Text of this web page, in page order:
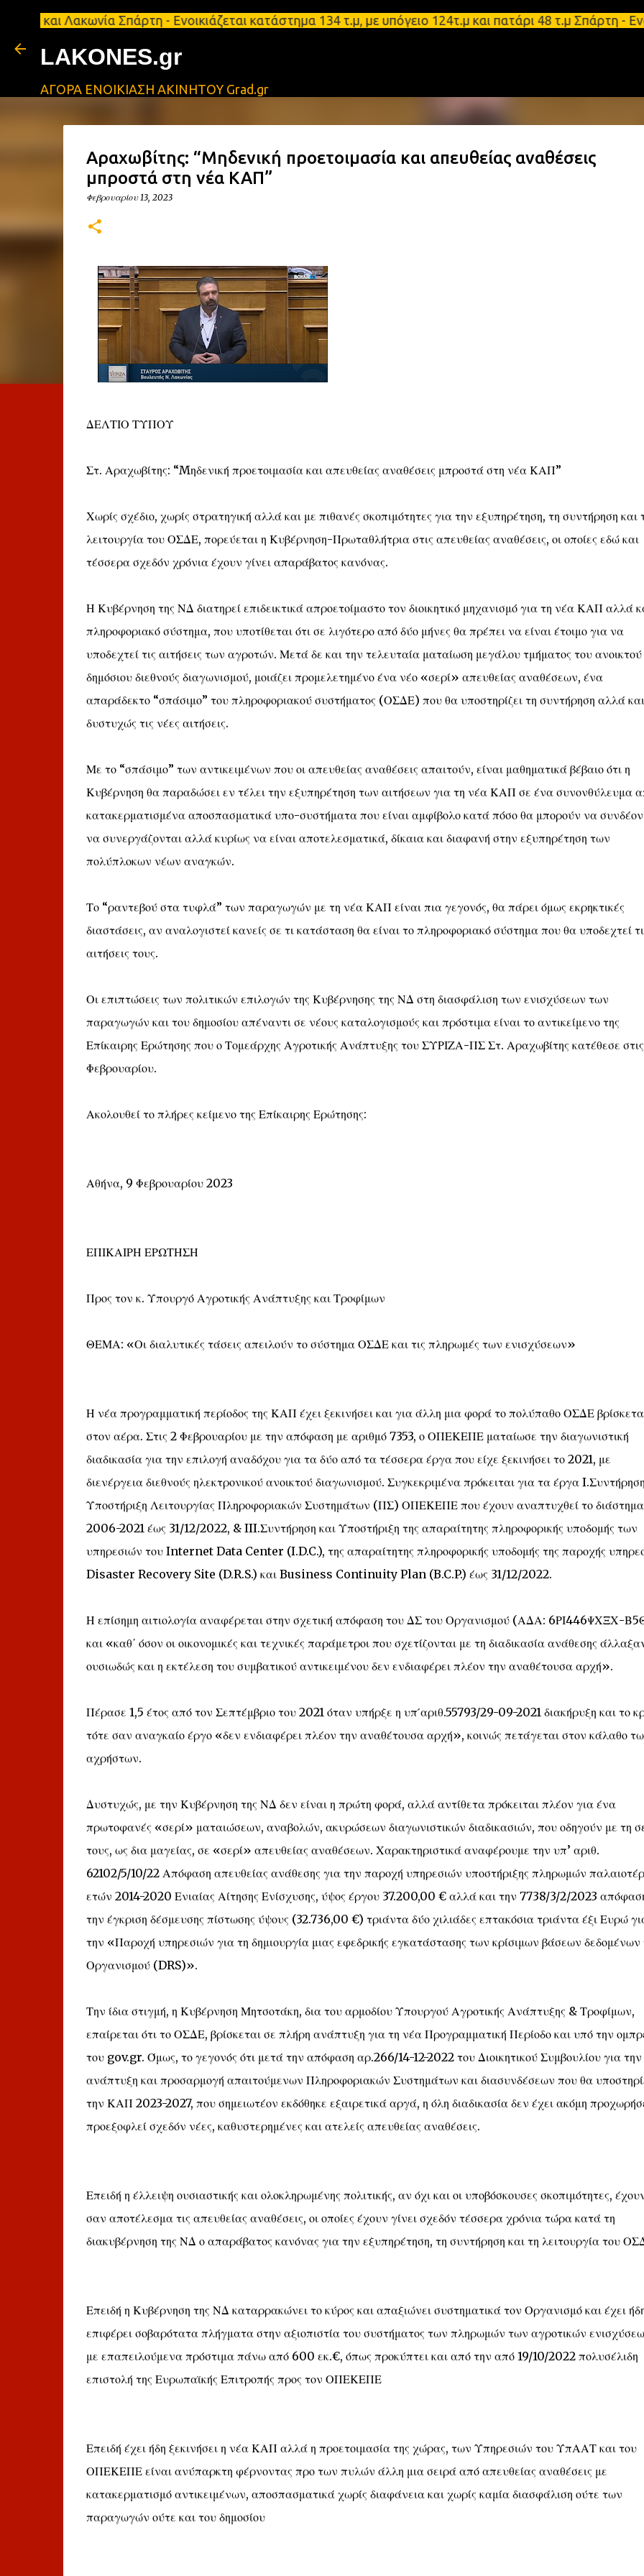
Μετάβαση στο κύριο περιεχόμενο
Λακωνία Σπάρτη - Ενοικιάζεται κατάστημα 134 τ.μ, με υπόγειο 124τ.μ και πατάρι 48 τ.μ Σπάρτη
LAKONES.gr
ΑΓΟΡΑ ΕΝΟΙΚΙΑΣΗ ΑΚΙΝΗΤΟΥ Grad.gr
Αραχωβίτης: “Mηδενική προετοιμασία και απευθείας αναθέσεις
μπροστά στη νέα ΚΑΠ”
Φεβρουαρίου 13, 2023
ΔΕΛΤΙΟ ΤΥΠΟΥ
Στ. Αραχωβίτης: “Mηδενική προετοιμασία και απευθείας αναθέσεις μπροστά στη νέα ΚΑΠ”
Χωρίς σχέδιο, χωρίς στρατηγική αλλά και με πιθανές σκοπιμότητες για την εξυπηρέτηση, τη συντήρηση και
λειτουργία του ΟΣΔΕ, πορεύεται η Κυβέρνηση-Πρωταθλήτρια στις απευθείας αναθέσεις, οι οποίες εδώ και
τέσσερα σχεδόν χρόνια έχουν γίνει απαράβατος κανόνας.
Η Κυβέρνηση της ΝΔ διατηρεί επιδεικτικά απροετοίμαστο τον διοικητικό μηχανισμό για τη νέα ΚΑΠ αλλά
πληροφοριακό σύστημα, που υποτίθεται ότι σε λιγότερο από δύο μήνες θα πρέπει να είναι έτοιμο για να
υποδεχτεί τις αιτήσεις των αγροτών. Μετά δε και την τελευταία ματαίωση μεγάλου τμήματος του ανοικτού
δημόσιου διεθνούς διαγωνισμού, μοιάζει προμελετημένο ένα νέο «σερί» απευθείας αναθέσεων, ένα
απαράδεκτο “σπάσιμο” του πληροφοριακού συστήματος (ΟΣΔΕ) που θα υποστηρίζει τη συντήρηση αλλά και
δυστυχώς τις νέες αιτήσεις.
Με το “σπάσιμο” των αντικειμένων που οι απευθείας αναθέσεις απαιτούν, είναι μαθηματικά βέβαιο ότι η
Κυβέρνηση θα παραδώσει εν τέλει την εξυπηρέτηση των αιτήσεων για τη νέα ΚΑΠ σε ένα συνονθύλευμα
κατακερματισμένα αποσπασματικά υπο-συστήματα που είναι αμφίβολο κατά πόσο θα μπορούν να
να συνεργάζονται αλλά κυρίως να είναι αποτελεσματικά, δίκαια και διαφανή στην εξυπηρέτηση των
πολύπλοκων νέων αναγκών.
Το “ραντεβού στα τυφλά” των παραγωγών με τη νέα ΚΑΠ είναι πια γεγονός, θα πάρει όμως εκρηκτικές
διαστάσεις, αν αναλογιστεί κανείς σε τι κατάσταση θα είναι το πληροφοριακό σύστημα που θα υποδεχτεί
αιτήσεις τους.
Οι επιπτώσεις των πολιτικών επιλογών της Κυβέρνησης της ΝΔ στη διασφάλιση των ενισχύσεων των
παραγωγών και του δημοσίου απέναντι σε νέους καταλογισμούς και πρόστιμα είναι το αντικείμενο της
Επίκαιρης Ερώτησης που ο Τομεάρχης Αγροτικής Ανάπτυξης του ΣΥΡΙΖΑ-ΠΣ Στ. Αραχωβίτης κατέθεσε
Φεβρουαρίου.
Ακολουθεί το πλήρες κείμενο της Επίκαιρης Ερώτησης:
Αθήνα, 9 Φεβρουαρίου 2023
ΕΠΙΚΑΙΡΗ ΕΡΩΤΗΣΗ
Προς τον κ. Υπουργό Αγροτικής Ανάπτυξης και Τροφίμων
ΘΕΜΑ: «Οι διαλυτικές τάσεις απειλούν το σύστημα ΟΣΔΕ και τις πληρωμές των ενισχύσεων»
Η νέα προγραμματική περίοδος της ΚΑΠ έχει ξεκινήσει και για άλλη μια φορά το πολύπαθο ΟΣΔΕ
στον αέρα. Στις 2 Φεβρουαρίου με την απόφαση με αριθμό 7353, ο ΟΠΕΚΕΠΕ ματαίωσε την διαγωνιστική
διαδικασία για την επιλογή αναδόχου για τα δύο από τα τέσσερα έργα που είχε ξεκινήσει το 2021, με
διενέργεια διεθνούς ηλεκτρονικού ανοικτού διαγωνισμού. Συγκεκριμένα πρόκειται για τα έργα
Υποστήριξη Λειτουργίας Πληροφοριακών Συστημάτων (ΠΣ) ΟΠΕΚΕΠΕ που έχουν αναπτυχθεί το διάστημα
2006-2021 έως 31/12/2022, & III.Συντήρηση και Υποστήριξη της απαραίτητης πληροφορικής υποδομής των
υπηρεσιών του Internet Data Center (I.D.C.), της απαραίτητης πληροφορικής υποδομής της παροχής
Disaster Recovery Site (D.R.S.) και Business Continuity Plan (B.C.P.) έως 31/12/2022.
Η επίσημη αιτιολογία αναφέρεται στην σχετική απόφαση του ΔΣ του Οργανισμού (ΑΔΑ: 6ΡΙ446ΨΧΞΧ-
και «καθ΄ όσον οι οικονομικές και τεχνικές παράμετροι που σχετίζονται με τη διαδικασία ανάθεσης
ουσιωδώς και η εκτέλεση του συμβατικού αντικειμένου δεν ενδιαφέρει πλέον την αναθέτουσα αρχή».
Πέρασε 1,5 έτος από τον Σεπτέμβριο του 2021 όταν υπήρξε η υπ ́αριθ.55793/29-09-2021 διακήρυξη και το
τότε σαν αναγκαίο έργο «δεν ενδιαφέρει πλέον την αναθέτουσα αρχή», κοινώς πετάγεται στον κάλαθο
αχρήστων.
Δυστυχώς, με την Κυβέρνηση της ΝΔ δεν είναι η πρώτη φορά, αλλά αντίθετα πρόκειται πλέον για ένα
πρωτοφανές «σερί» ματαιώσεων, αναβολών, ακυρώσεων διαγωνιστικών διαδικασιών, που οδηγούν με τη
τους, ως δια μαγείας, σε «σερί» απευθείας αναθέσεων. Χαρακτηριστικά αναφέρουμε την υπ’ αριθ.
62102/5/10/22 Απόφαση απευθείας ανάθεσης για την παροχή υπηρεσιών υποστήριξης πληρωμών
ετών 2014-2020 Ενιαίας Αίτησης Ενίσχυσης, ύψος έργου 37.200,00 € αλλά και την 7738/3/2/2023
την έγκριση δέσμευσης πίστωσης ύψους (32.736,00 €) τριάντα δύο χιλιάδες επτακόσια τριάντα έξι Ευρώ
την «Παροχή υπηρεσιών για τη δημιουργία μιας εφεδρικής εγκατάστασης των κρίσιμων βάσεων δεδομένων
Οργανισμού (DRS)».
Την ίδια στιγμή, η Κυβέρνηση Μητσοτάκη, δια του αρμοδίου Υπουργού Αγροτικής Ανάπτυξης & Τροφίμων,
επαίρεται ότι το ΟΣΔΕ, βρίσκεται σε πλήρη ανάπτυξη για τη νέα Προγραμματική Περίοδο και υπό την
του gov.gr. Όμως, το γεγονός ότι μετά την απόφαση αρ.266/14-12-2022 του Διοικητικού Συμβουλίου για την
ανάπτυξη και προσαρμογή απαιτούμενων Πληροφοριακών Συστημάτων και διασυνδέσεων που θα
την ΚΑΠ 2023-2027, που σημειωτέον εκδόθηκε εξαιρετικά αργά, η όλη διαδικασία δεν έχει ακόμη
προεξοφλεί σχεδόν νέες, καθυστερημένες και ατελείς απευθείας αναθέσεις.
Επειδή η έλλειψη ουσιαστικής και ολοκληρωμένης πολιτικής, αν όχι και οι υποβόσκουσες σκοπιμότητες,
σαν αποτέλεσμα τις απευθείας αναθέσεις, οι οποίες έχουν γίνει σχεδόν τέσσερα χρόνια τώρα κατά τη
διακυβέρνηση της ΝΔ ο απαράβατος κανόνας για την εξυπηρέτηση, τη συντήρηση και τη λειτουργία του
Επειδή η Κυβέρνηση της ΝΔ καταρρακώνει το κύρος και απαξιώνει συστηματικά τον Οργανισμό και έχει
επιφέρει σοβαρότατα πλήγματα στην αξιοπιστία του συστήματος των πληρωμών των αγροτικών
με επαπειλούμενα πρόστιμα πάνω από 600 εκ.€, όπως προκύπτει και από την από 19/10/2022 πολυσέλιδη
επιστολή της Ευρωπαϊκής Επιτροπής προς τον ΟΠΕΚΕΠΕ
Επειδή έχει ήδη ξεκινήσει η νέα ΚΑΠ αλλά η προετοιμασία της χώρας, των Υπηρεσιών του ΥπΑΑΤ και του
ΟΠΕΚΕΠΕ είναι ανύπαρκτη φέρνοντας προ των πυλών άλλη μια σειρά από απευθείας αναθέσεις με
κατακερματισμό αντικειμένων, αποσπασματικά χωρίς διαφάνεια και χωρίς καμία διασφάλιση ούτε των
παραγωγών ούτε και του δημοσίου